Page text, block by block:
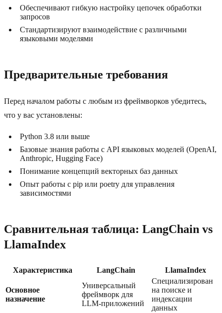
Обеспечивают гибкую настройку цепочек обработки
запросов
Стандартизируют взаимодействие с различными
языковыми моделями
Предварительные требования
Перед началом работы с любым из фреймворков убедитесь,
что у вас установлены:
Python 3.8 или выше
Базовые знания работы с API языковых моделей (OpenAI,
Anthropic, Hugging Face)
Понимание концепций векторных баз данных
Опыт работы с pip или poetry для управления
зависимостями
Сравнительная таблица: LangChain vs
LlamaIndex
Характеристика LangChain LlamaIndex
Основное
назначение
Универсальный
фреймворк для
LLM-приложений
Специализирован
на поиске и
индексации
данных